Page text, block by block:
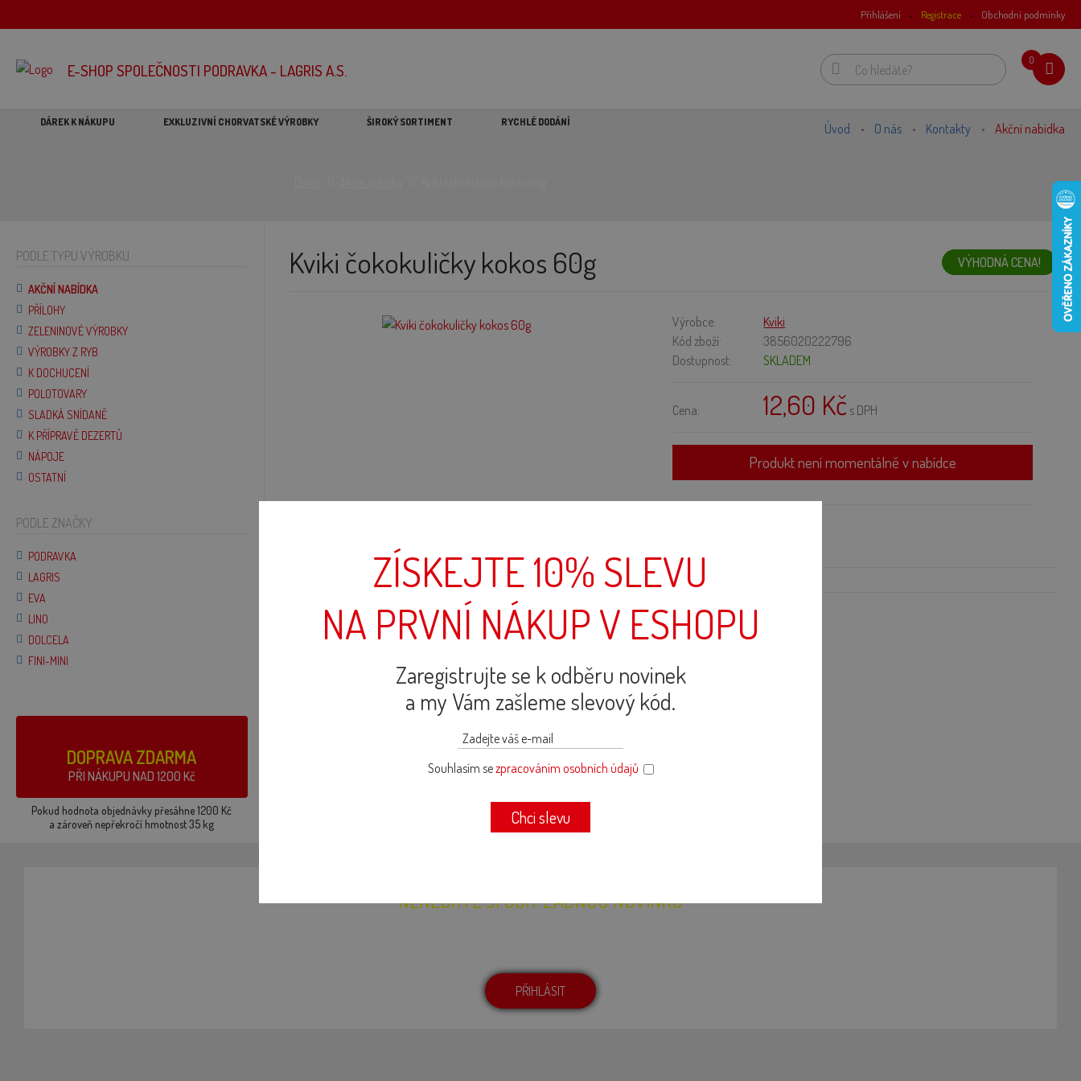
Přihlášení Registrace Obchodní podmínky
E-SHOP SPOLEČNOSTI PODRAVKA - LAGRIS A.S.
0
DÁREK K NÁKUPU EXKLUZIVNÍ CHORVATSKÉ VÝROBKY ŠIROKÝ SORTIMENT RYCHLÉ DODÁNÍ Úvod O nás Kontakty Akční nabídka
Kviki čokokuličky kokos 60g VÝHODNÁ CENA!
Výrobce:
Kviki
Kód zboží:
3856020222796
Dostupnost:
SKLADEM
Cena: 12,60 Kč s DPH
Produkt není momentálně v nabídce
PARAMETRY PRODUKTU
PODLE TYPU VÝROBKU
AKČNÍ NABÍDKA
PŘÍLOHY
ZELENINOVÉ VÝROBKY
VÝROBKY Z RYB
K DOCHUCENÍ
POLOTOVARY
SLADKÁ SNÍDANĚ
K PŘÍPRAVĚ DEZERTŮ
NÁPOJE
OSTATNÍ
PODLE ZNAČKY
PODRAVKA
LAGRIS
EVA
LINO
DOLCELA
FINI-MINI
DOPRAVA ZDARMA
PŘI NÁKUPU NAD 1200 Kč
Pokud hodnota objednávky přesáhne 1200 Kč
a zároveň nepřekročí hmotnost 35 kg
NENECHTE SI UJÍT ŽÁDNOU NOVINKU
PŘIHLÁSIT
ZÍSKEJTE 10% SLEVU
NA PRVNÍ NÁKUP V ESHOPU
Zaregistrujte se k odběru novinek
a my Vám zašleme slevový kód.
Souhlasím sezpracováním osobních údajů
Chci slevu